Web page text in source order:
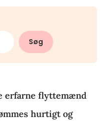
Søg
erfarne flyttemænd
hurtigt og